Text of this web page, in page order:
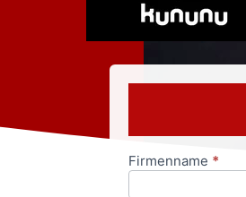
Anfrageformular
Firmenname *